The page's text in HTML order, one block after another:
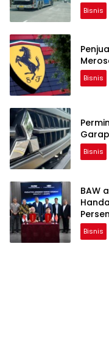
Bisnis
Bisnis
Bisnis
BAW
Persen
Bisnis